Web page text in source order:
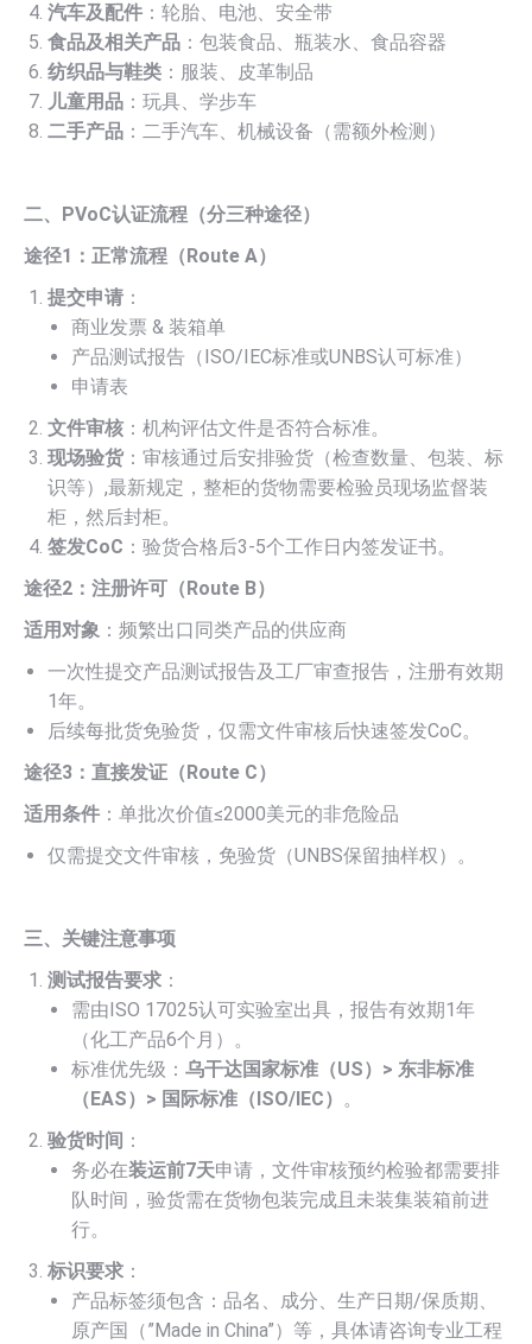
汽车及配件 ：轮胎、电池、安全带
食品及相关产品 ：包装食品、瓶装水、食品容器
纺织品与鞋类 ：服装、皮革制品
儿童用品 ：玩具、学步车
二手产品 ：二手汽车、机械设备（需额外检测）
二、PVoC认证流程（分三种途径）
途径1：正常流程（Route A）
提交申请 ：
商业发票 & 装箱单
产品测试报告（ISO/IEC标准或UNBS认可标准）
申请表
文件审核 ：机构评估文件是否符合标准。
现场验货 ：审核通过后安排验货（检查数量、包装、标
识等）,最新规定，整柜的货物需要检验员现场监督装
柜，然后封柜。
签发CoC ：验货合格后3-5个工作日内签发证书。
途径2：注册许可（Route B）
适用对象 ：频繁出口同类产品的供应商
一次性提交产品测试报告及工厂审查报告，注册有效期
1年。
后续每批货免验货，仅需文件审核后快速签发CoC。
途径3：直接发证（Route C）
适用条件 ：单批次价值≤2000美元的非危险品
仅需提交文件审核，免验货（UNBS保留抽样权）。
三、关键注意事项
测试报告要求 ：
需由ISO 17025认可实验室出具，报告有效期1年
（化工产品6个月）。
标准优先级： 乌干达国家标准（US）> 东非标准
（EAS）> 国际标准（ISO/IEC） 。
验货时间 ：
务必在装运前7天申请，文件审核预约检验都需要排
队时间，验货需在货物包装完成且未装集装箱前进
行。
标识要求 ：
产品标签须包含：品名、成分、生产日期/保质期、
原产国（”Made in China”）等，具体请咨询专业工程